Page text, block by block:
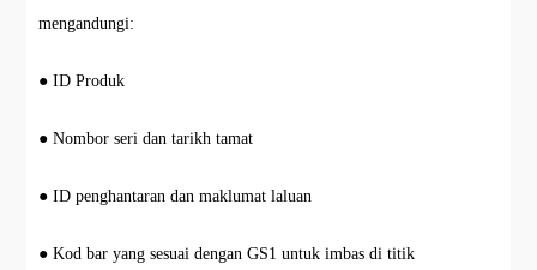
mengandungi:
● ID Produk
● Nombor seri dan tarikh tamat
● ID penghantaran dan maklumat laluan
● Kod bar yang sesuai dengan GS1 untuk imbas di titik